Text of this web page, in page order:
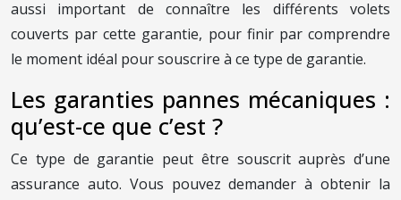
aussi important de connaître les différents volets
couverts par cette garantie, pour finir par comprendre
le moment idéal pour souscrire à ce type de garantie.
Les garanties pannes mécaniques :
qu’est-ce que c’est ?
Ce type de garantie peut être souscrit auprès d’une
assurance auto. Vous pouvez demander à obtenir la